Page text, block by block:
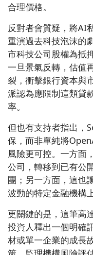
合理價格。
反對者會質疑，將AI
重演過去科技泡沫的
市科技公司股權為抵
一旦景氣反轉，估值
裂，衝擊銀行資本與
派認為應限制這類貸
率。
但也有支持者指出，
保，而非單純將
風險更可控。一方面
公司，轉移到已有公
團；另一方面，這也
波動的特定金融機構
更關鍵的是，這筆高
投資人釋出一個明確
材或單一企業的成長